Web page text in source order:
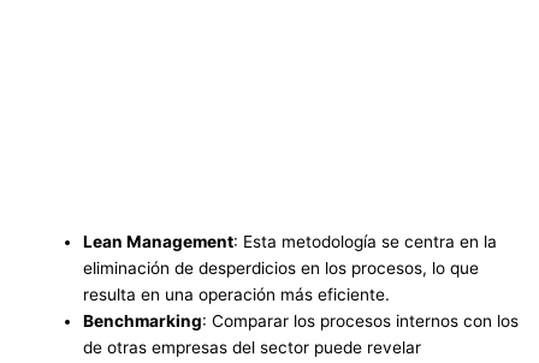
Lean Management: Esta metodología se centra en la
eliminación de desperdicios en los procesos, lo que
resulta en una operación más eficiente.
Benchmarking: Comparar los procesos internos con los
de otras empresas del sector puede revelar